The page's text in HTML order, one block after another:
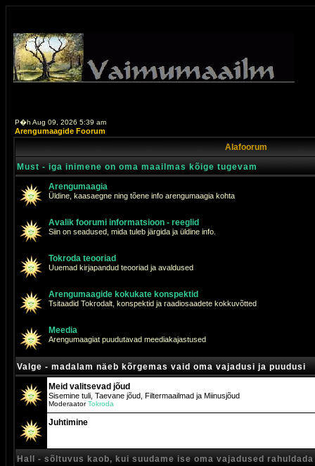
P�h Aug 09, 2026 5:39 am
Arengumaagide Foorum
Alafoorum
Must - iga inimene on oma maailmas kõige tugevam
Arengumaagia
Üldine, kaasaegne ning tõene info arengumaagia kohta
Avalik foorumi informatsioon - reeglid
Siin on seadused, mida tuleb järgida ja üldine info.
Tokroda teooriad
Uuemad kirjapandud teooriad ja avaldused
Arengumaagide kokukate konspektid
Tsitaadid Tokrodalt, konspektid ja raadiosaadete kokkuvõtted
Meedia
Arengumaagiat puudutavad meediakajastused
Valge - madalam näeb kõrgemas vaid oma vajadusi ja puudusi
Meid valitsevad jõud
Sisemine tuli, Taevane jõud, Filtermaailmad ja Miinusjõud
ModeraatorTokroda
Juhtimine
Hall - sõltuvus kaob, kui suudame ise oma vajadused rahuldada